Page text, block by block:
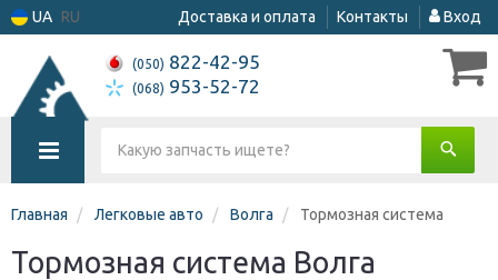
UA RU Доставка и оплата Контакты Вход
(050) 822-42-95
(068) 953-52-72
Главная Легковые авто Волга Тормозная система
Тормозная система Волга